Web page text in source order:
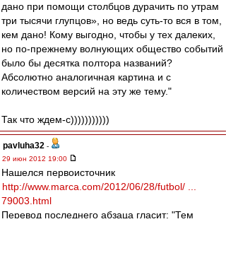
дано при помощи столбцов дурачить по утрам
три тысячи глупцов», но ведь суть-то вся в том,
кем дано! Кому выгодно, чтобы у тех далеких,
но по-прежнему волнующих общество событий
было бы десятка полтора названий?
Абсолютно аналогичная картина и с
количеством версий на эту же тему."
Так что ждем-с)))))))))))
pavluha32 -
29 июн 2012 19:00
Нашелся первоисточник
http://www.marca.com/2012/06/28/futbol/ ...
79003.html
Перевод последнего абзаца гласит: "Тем